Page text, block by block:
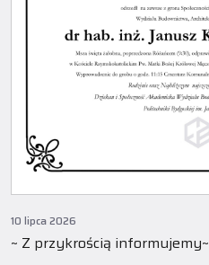
10 lipca 2026
~ Z przykrością informujemy~